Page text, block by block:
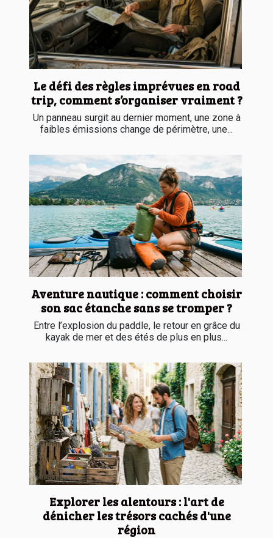
Le défi des règles imprévues en road
trip, comment s’organiser vraiment ?
Un panneau surgit au dernier moment, une zone à
faibles émissions change de périmètre, une...
Aventure nautique : comment choisir
son sac étanche sans se tromper ?
Entre l’explosion du paddle, le retour en grâce du
kayak de mer et des étés de plus en plus...
Explorer les alentours : l'art de
dénicher les trésors cachés d'une
région